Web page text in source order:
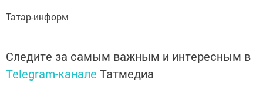
Татар-информ
Следите за самым важным и интересным в
Telegram-канале Татмедиа